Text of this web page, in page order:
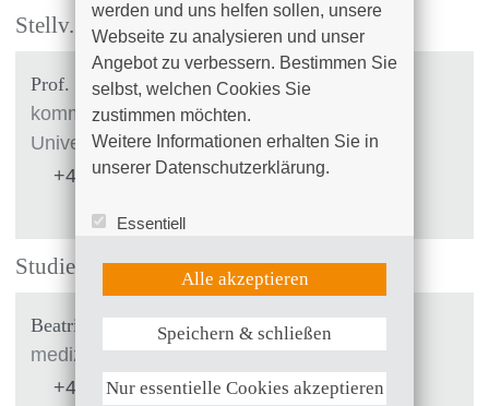
Stellv. Prüfer
Prof. Dr. med. habil. Toralf Reimer
kommissarischer Direktor der
Universitätsfrauenklinik und Poliklinik
+49 (0)381 4401 - 4525
Studienassistenz
Beatrice Engel
medizinischer Dokumentar
+49 (0)381 4401 - 4580
werden und uns helfen sollen, unsere
Webseite zu analysieren und unser
Angebot zu verbessern. Bestimmen Sie
selbst, welchen Cookies Sie
zustimmen möchten.
Weitere Informationen erhalten Sie in
unserer Datenschutzerklärung.
Essentiell
UX (Hotjar)
Weitere Informationen anzeigen
Alle akzeptieren
Speichern & schließen
Nur essentielle Cookies akzeptieren